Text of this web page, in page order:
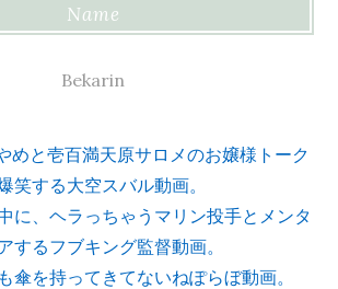
Name
Bekarin
めと壱百満天原サロメのお嬢様トーク
笑する大空スバル動画。
に、ヘラっちゃうマリン投手とメンタ
するフブキング監督動画。
傘を持ってきてないねぽらぼ動画。